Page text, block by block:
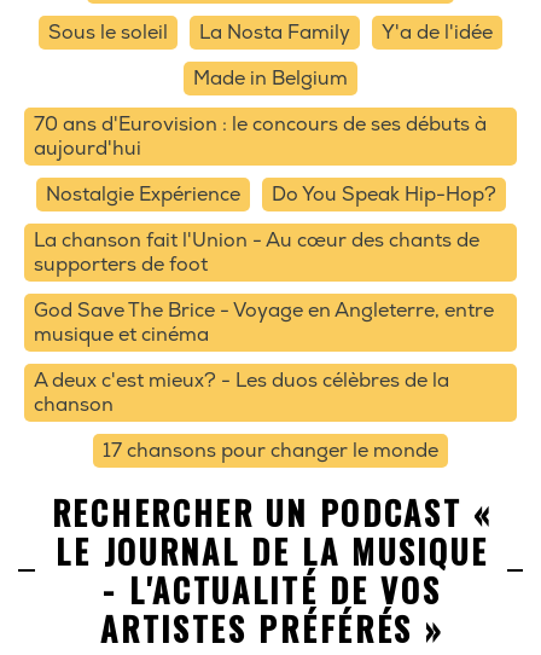
Sous le soleil
La Nosta Family
Y'a de l'idée
Made in Belgium
70 ans d'Eurovision : le concours de ses débuts à
aujourd'hui
Nostalgie Expérience
Do You Speak Hip-Hop?
La chanson fait l'Union - Au cœur des chants de
supporters de foot
God Save The Brice - Voyage en Angleterre, entre
musique et cinéma
A deux c'est mieux? - Les duos célèbres de la
chanson
17 chansons pour changer le monde
RECHERCHER UN PODCAST «
LE JOURNAL DE LA MUSIQUE
- L'ACTUALITÉ DE VOS
ARTISTES PRÉFÉRÉS »